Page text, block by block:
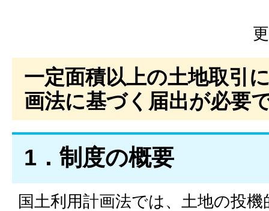
一定面積以上の土地取引
画法に基づく届出が必要
1．制度の概要
国土利用計画法では、土地の投